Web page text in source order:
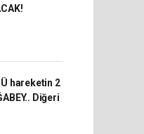
hareketin 2
Diğeri